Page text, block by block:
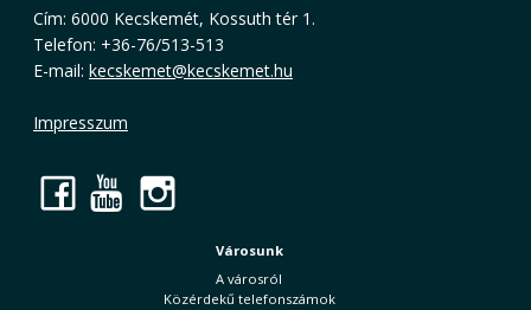
Cím: 6000 Kecskemét, Kossuth tér 1.
Telefon: +36-76/513-513
E-mail: kecskemet@kecskemet.hu
Impresszum
Facebook
YouTube
Városunk
A városról
Közérdekű telefonszámok